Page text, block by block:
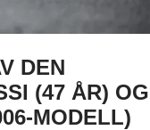
DEN
(47 ÅR) OG
MODELL)